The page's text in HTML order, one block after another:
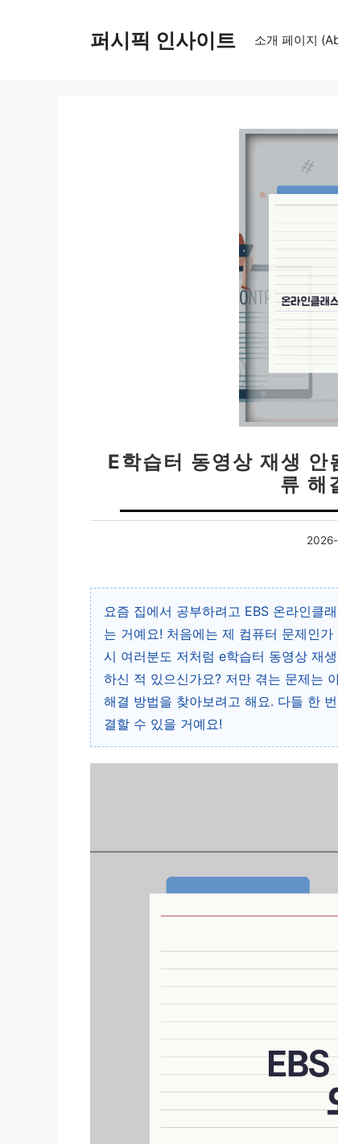
퍼시픽 인사이트 소개 페이지
E학습터 동영상 재생
류 해
요즘 집에서 공부하려고 EBS 온라인클
는 거예요! 처음에는 제 컴퓨터 문제인
시 여러분도 저처럼 e학습터 동영상 재
하신 적 있으신가요? 저만 겪는 문제는
해결 방법을 찾아보려고 해요. 다들 한
결할 수 있을 거예요!